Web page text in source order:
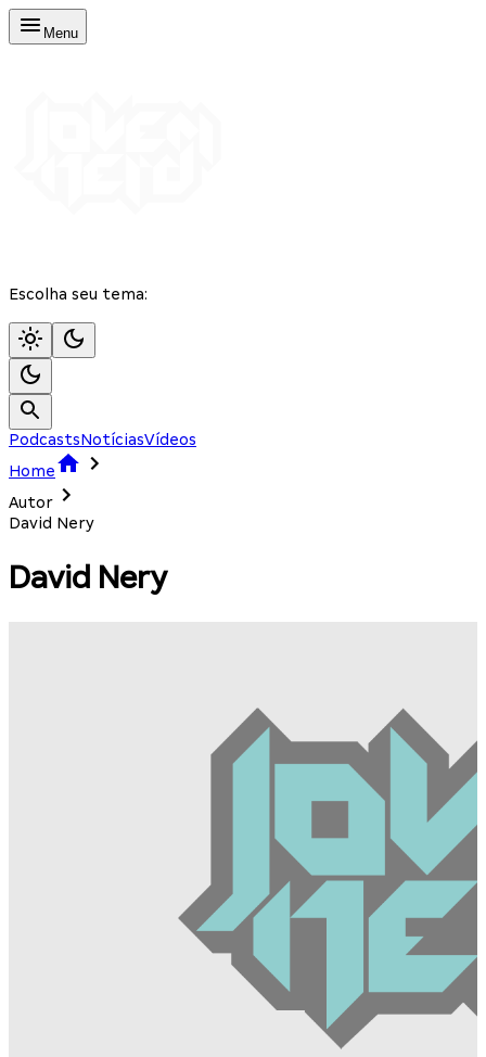
Menu
Escolha seu tema:
PodcastsNotíciasVídeos
Home
Autor
David Nery
David Nery